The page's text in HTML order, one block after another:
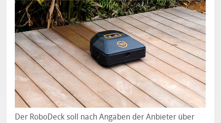
Der RoboDeck soll nach Angaben der Anbieter über